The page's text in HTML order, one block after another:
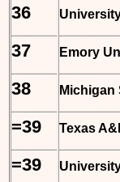
36
37 Emory
38 Michigan
=39 Texas
=39